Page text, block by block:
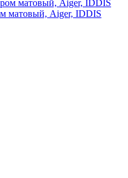
матовый, Aiger, IDDIS